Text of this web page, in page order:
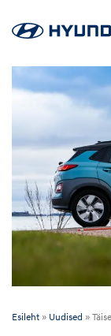
Esileht » Uudised »